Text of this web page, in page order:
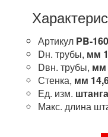
Артикул PB-
Dн. трубы, мм
Dвн. трубы, мм
Стенка, мм
Ед. изм. штанга
Макс. длина